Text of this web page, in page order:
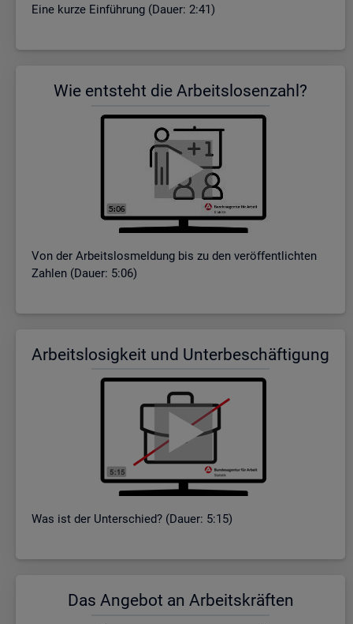
Eine kurze Ein­füh­rung (Dauer: 2:41)
Wie ent­steht die Ar­beits­lo­sen­zahl?
Von der Ar­beits­los­mel­dung bis zu den ver­öf­fent­lich­ten
Zah­len (Dauer: 5:06)
Ar­beits­lo­sig­keit und Un­ter­be­schäf­ti­gung
Was ist der Un­ter­schied? (Dauer: 5:15)
Das An­ge­bot an Ar­beits­kräf­ten